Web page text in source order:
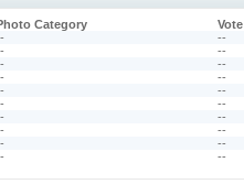
Category
Vote
--
--
--
--
--
--
--
--
--
--